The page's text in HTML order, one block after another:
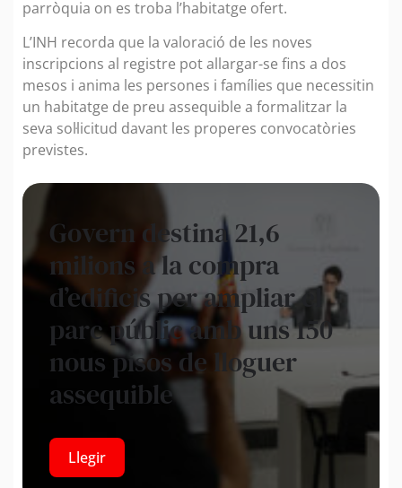
parròquia on es troba l’habitatge ofert.
L’INH recorda que la valoració de les noves
inscripcions al registre pot allargar-se fins a dos
mesos i anima les persones i famílies que necessitin
un habitatge de preu assequible a formalitzar la
seva sol·licitud davant les properes convocatòries
previstes.
Govern destina 21,6
milions a la compra
d’edificis per ampliar el
parc públic amb uns 150
nous pisos de lloguer
assequible
Llegir